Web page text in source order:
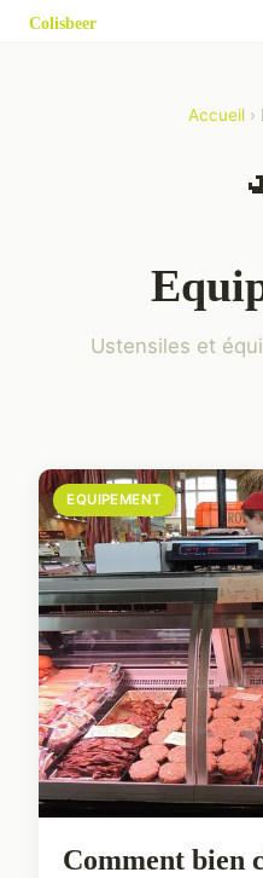
Accueil ›
Ustensiles et
EQUIPEMENT
Comment bien